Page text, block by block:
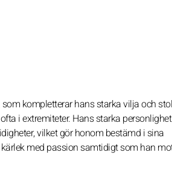
kompletterar hans starka vilja och
i extremiteter. Hans starka
vilket gör honom bestämd i sina
med passion samtidigt som han